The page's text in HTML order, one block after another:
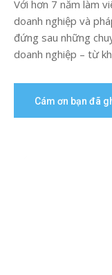
Với hơn 7 năm làm
doanh nghiệp và
đứng sau những
doanh nghiệp – từ
Cám ơn bạn đã